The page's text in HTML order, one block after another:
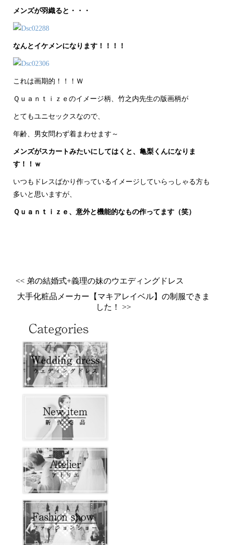
メンズが羽織ると・・・
なんとイケメンになります！！！！
これは画期的！！！Ｗ
Ｑｕａｎｔｉｚｅのイメージ柄、竹之内先生の版画柄が
とてもユニセックスなので、
年齢、男女問わず着まわせます～
メンズがスカートみたいにしてはくと、亀梨くんになりま
す！！ｗ
いつもドレスばかり作っているイメージしていらっしゃる方も
多いと思いますが、
Ｑｕａｎｔｉｚｅ、意外と機能的なもの作ってます（笑）
<< 弟の結婚式+義理の妹のウエディングドレス
大手化粧品メーカー【マキアレイベル】の制服できま
した！ >>